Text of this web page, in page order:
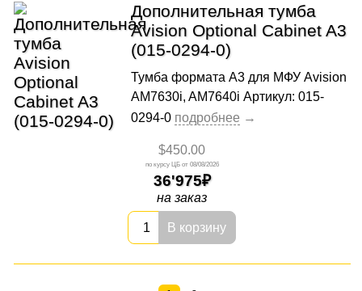
Дополнительная тумба
Avision Optional Cabinet A3
(015-0294-0)
Тумба формата А3 для МФУ Avision
AM7630i, AM7640i Артикул: 015-
0294-0
$450.00
08/08/2026
36'975
на заказ
В корзину